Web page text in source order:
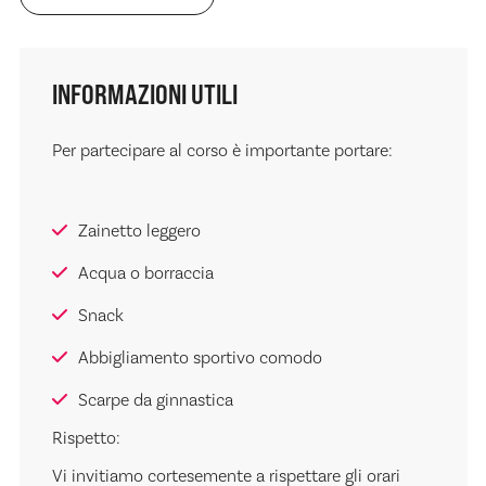
INFORMAZIONI UTILI
Per partecipare al corso è importante portare:
Zainetto leggero
Acqua o borraccia
Snack
Abbigliamento sportivo comodo
Scarpe da ginnastica
Rispetto:
Vi invitiamo cortesemente a rispettare gli orari